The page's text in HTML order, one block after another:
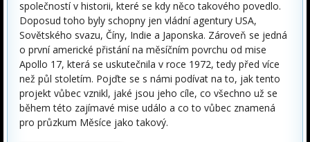
společností v historii, které se kdy něco takového povedlo.
Doposud toho byly schopny jen vládní agentury USA,
Sovětského svazu, Číny, Indie a Japonska. Zároveň se jedná
o první americké přistání na měsíčním povrchu od mise
Apollo 17, která se uskutečnila v roce 1972, tedy před více
než půl stoletím. Pojďte se s námi podívat na to, jak tento
projekt vůbec vznikl, jaké jsou jeho cíle, co všechno už se
během této zajímavé mise událo a co to vůbec znamená
pro průzkum Měsíce jako takový.